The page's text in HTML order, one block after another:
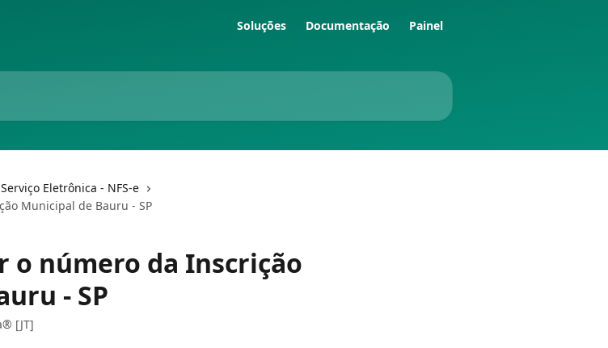
Soluções Documentação Painel
Eletrônica - NFS-e
Municipal de Bauru - SP
o número da Inscrição
- SP
[JT]